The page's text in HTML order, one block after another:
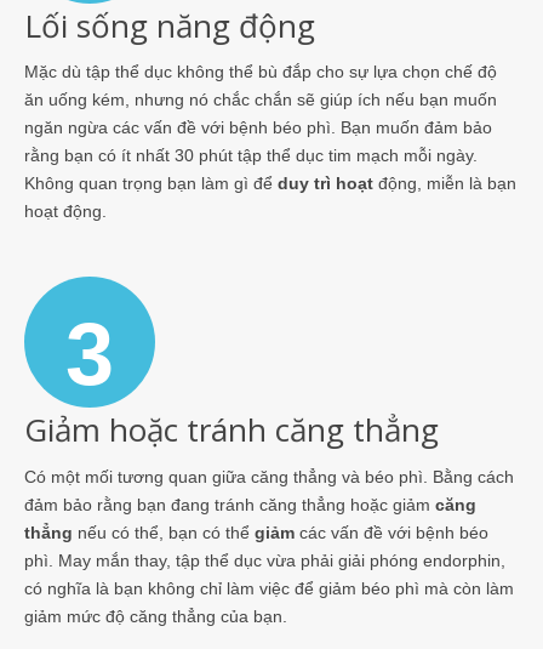
Lối sống năng động
Mặc dù tập thể dục không thể bù đắp cho sự lựa chọn chế độ
ăn uống kém, nhưng nó chắc chắn sẽ giúp ích nếu bạn muốn
ngăn ngừa các vấn đề với bệnh béo phì. Bạn muốn đảm bảo
rằng bạn có ít nhất 30 phút tập thể dục tim mạch mỗi ngày.
Không quan trọng bạn làm gì để duy trì hoạt động, miễn là bạn
hoạt động.
3
Giảm hoặc tránh căng thẳng
Có một mối tương quan giữa căng thẳng và béo phì. Bằng cách
đảm bảo rằng bạn đang tránh căng thẳng hoặc giảm căng
thẳng nếu có thể, bạn có thể giảm các vấn đề với bệnh béo
phì. May mắn thay, tập thể dục vừa phải giải phóng endorphin,
có nghĩa là bạn không chỉ làm việc để giảm béo phì mà còn làm
giảm mức độ căng thẳng của bạn.